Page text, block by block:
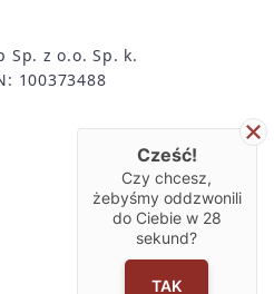
Sp. z o.o. Sp. k.
100373488
Cześć!
Czy chcesz,
żebyśmy oddzwonili
do Ciebie w 28
sekund?
TAK